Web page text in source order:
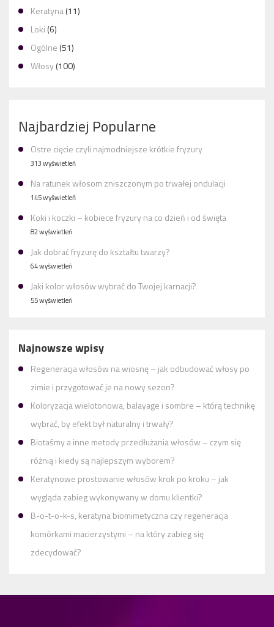
Keratyna(11)
Loki (6)
Ogólne (51)
Włosy(100)
Najbardziej Popularne
Ostre cięcie czyli najmodniejsze krótkie fryzury
313 wyświetleń
Na ratunek włosom zniszczonym po trwałej ondulacji
145 wyświetleń
Koki i koczki – kobiece fryzury na co dzień i od święta
82 wyświetleń
Jak dobrać fryzurę do kształtu twarzy?
64 wyświetleń
Jaki kolor włosów wybrać do Twojej karnacji?
55 wyświetleń
Najnowsze wpisy
Regeneracja włosów na wiosnę – jak odbudować włosy po
zimie i przygotować je na nowy sezon?
Koloryzacja wielotonowa, balayage i sombre – którą technikę
wybrać, by efekt był naturalny i trwały?
Biotaśmy a inne metody przedłużania włosów – czym się
różnią i kiedy są najlepszym wyborem?
Keratynowe prostowanie włosów krok po kroku – jak
wygląda zabieg wykonywany w domu klientki?
B-o-t-o-k-s, keratyna biomimetyczna czy regeneracja
komórkami macierzystymi – na który zabieg się
zdecydować?